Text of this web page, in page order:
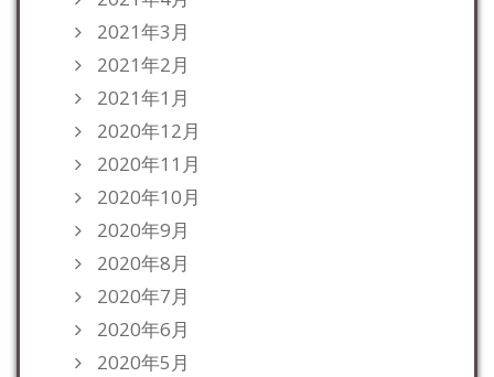
2021年3月
2021年2月
2021年1月
2020年12月
2020年11月
2020年10月
2020年9月
2020年8月
2020年7月
2020年6月
2020年5月